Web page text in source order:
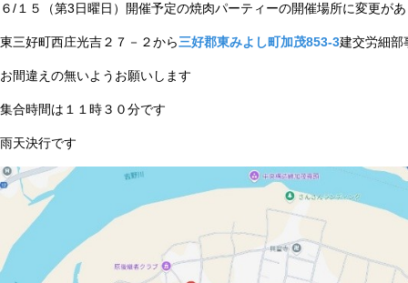
６/１５（第3日曜日）開催予定の焼肉パーティーの開催場所に変更が
東三好町西庄光吉２７－２から三好郡東みよし町加茂853-3建交労細部
お間違えの無いようお願いします
集合時間は１１時３０分です
雨天決行です